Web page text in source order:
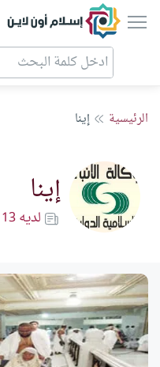
إسلام أون لاين
الرئيسية إينا
إينا
لديه 13 مقالة